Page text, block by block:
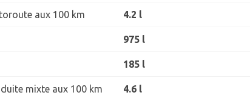
aux 100 km 4.2 l
975 l
185 l
mixte aux 100 km 4.6 l